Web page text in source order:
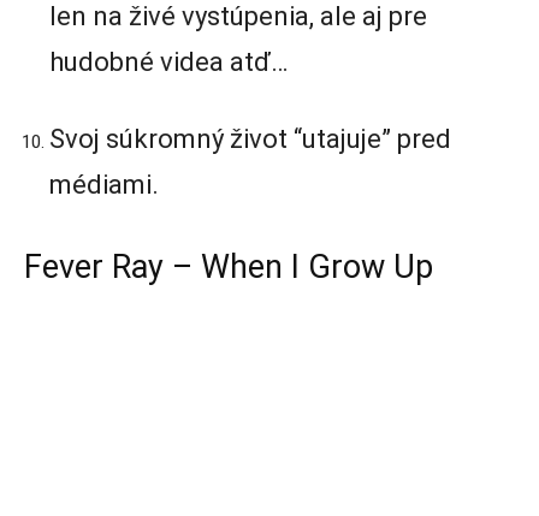
len na živé vystúpenia, ale aj pre
hudobné videa atď…
Svoj súkromný život “utajuje” pred
médiami.
Fever Ray – When I Grow Up